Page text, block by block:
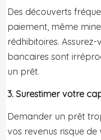
Des découverts
paiement, même
rédhibitoires.
bancaires sont
un prêt.
3. Surestimer votre
Demander un prêt
vos revenus risque